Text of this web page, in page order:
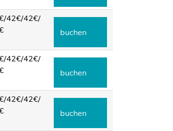
42€/42€/
buchen
42€/42€/
buchen
42€/42€/
buchen